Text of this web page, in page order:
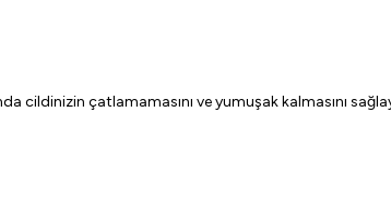
cildinizin çatlamamasını ve yumuşak kalmasını